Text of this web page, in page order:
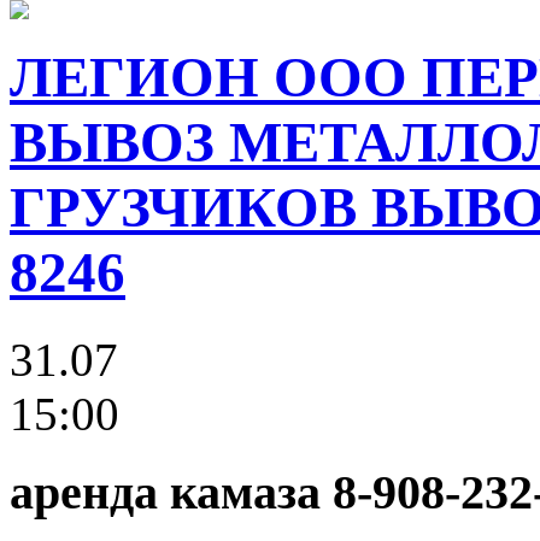
ЛЕГИОН ООО
ВЫВОЗ
ГРУЗЧИКОВ
8246
31.07
15:00
аренда камаза 8-908-